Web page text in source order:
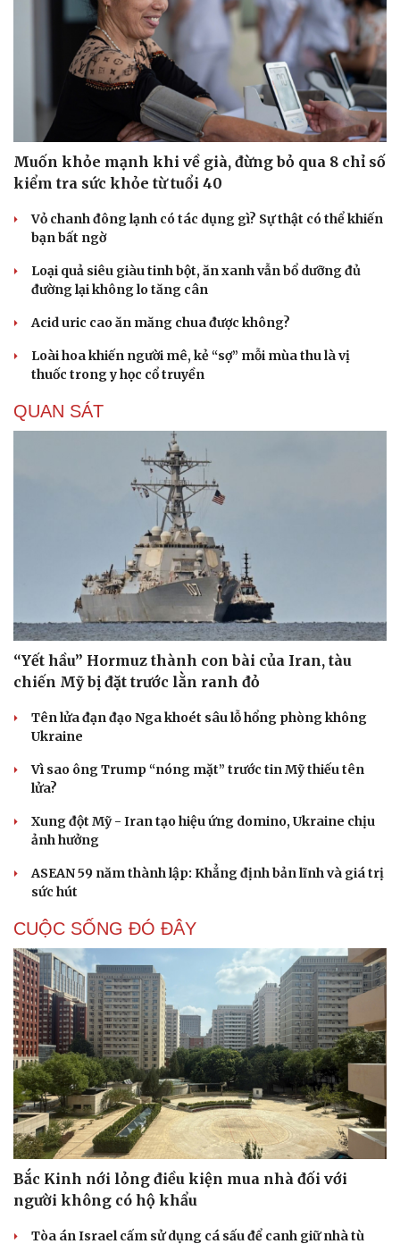
Văn hóa
Sân khấu - Điện ảnh
Văn học
Muốn khỏe mạnh khi về già, đừng bỏ qua 8 chỉ số
kiểm tra sức khỏe từ tuổi 40
Vỏ chanh đông lạnh có tác dụng gì? Sự thật có thể khiến
bạn bất ngờ
Loại quả siêu giàu tinh bột, ăn xanh vẫn bổ dưỡng đủ
đường lại không lo tăng cân
Acid uric cao ăn măng chua được không?
Loài hoa khiến người mê, kẻ “sợ” mỗi mùa thu là vị
thuốc trong y học cổ truyền
QUAN SÁT
“Yết hầu” Hormuz thành con bài của Iran, tàu
chiến Mỹ bị đặt trước lằn ranh đỏ
Tên lửa đạn đạo Nga khoét sâu lỗ hổng phòng không
Ukraine
Vì sao ông Trump “nóng mặt” trước tin Mỹ thiếu tên
lửa?
Xung đột Mỹ - Iran tạo hiệu ứng domino, Ukraine chịu
ảnh hưởng
ASEAN 59 năm thành lập: Khẳng định bản lĩnh và giá trị
sức hút
CUỘC SỐNG ĐÓ ĐÂY
Bắc Kinh nới lỏng điều kiện mua nhà đối với
người không có hộ khẩu
Tòa án Israel cấm sử dụng cá sấu để canh giữ nhà tù